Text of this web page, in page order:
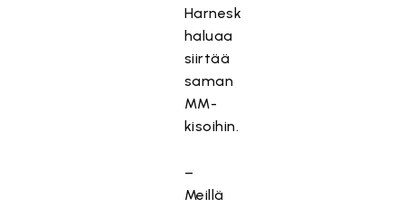
Harnesk
haluaa
siirtää
saman
MM-
kisoihin.
–
Meillä